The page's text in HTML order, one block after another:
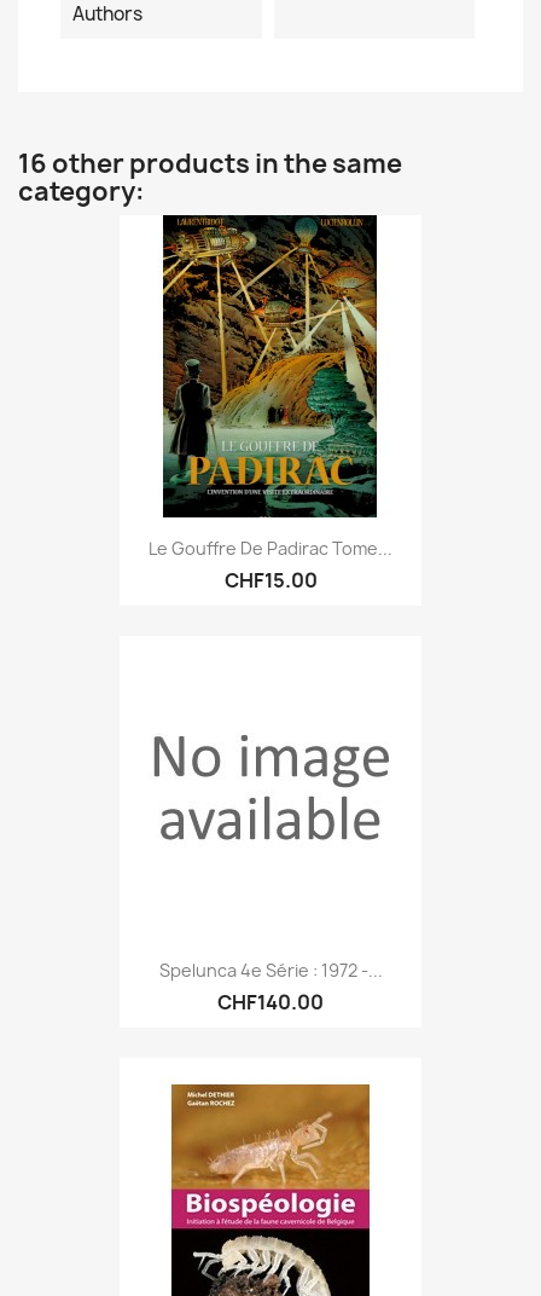
Authors
16 other products in the same
category:
Le Gouffre De Padirac Tome...
CHF15.00
Spelunca 4e Série : 1972 -...
CHF140.00